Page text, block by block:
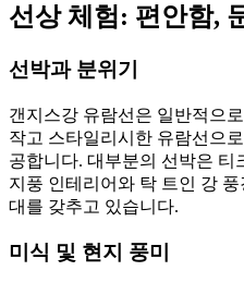
선상 체험: 편안함,
선박과 분위기
갠지스강 유람선은 일반적으
작고 스타일리시한 유람선으
공합니다. 대부분의 선박은 티
지풍 인테리어와 탁 트인 강
대를 갖추고 있습니다.
미식 및 현지 풍미